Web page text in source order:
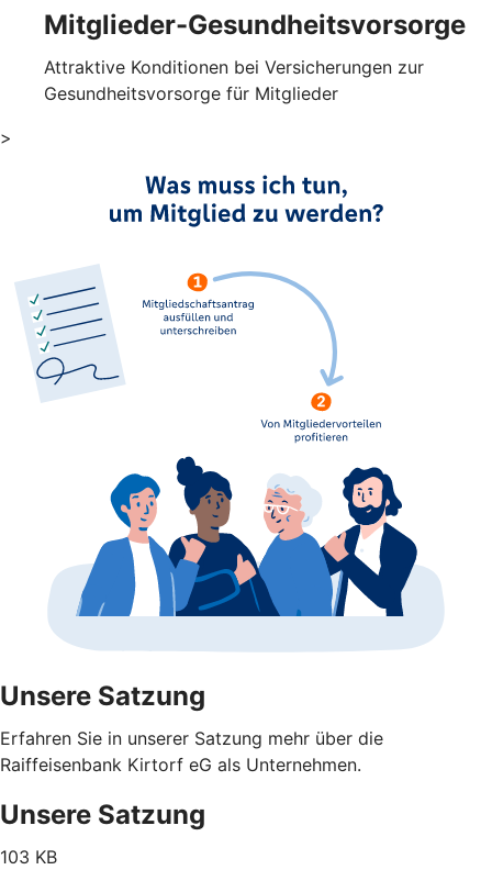
Mitglieder-Gesundheits­vorsorge
Attraktive Konditionen bei Versicherungen zur
Gesundheitsvorsorge für Mitglieder
>
Unsere Satzung
Erfahren Sie in unserer Satzung mehr über die
Raiffeisenbank Kirtorf eG als Unternehmen.
Unsere Satzung
103 KB